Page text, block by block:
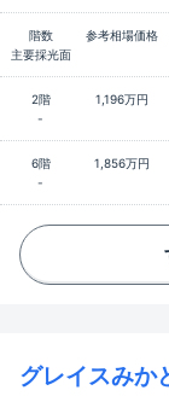
階数 参考相場価格
主要採光面
2階 1,196万円
-
6階 1,856万円
-
グレイスみか